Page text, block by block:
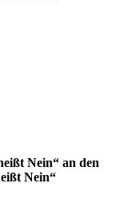
Nein“ an den
Nein“